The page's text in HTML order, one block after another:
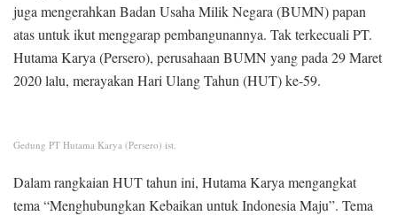
juga mengerahkan Badan Usaha Milik Negara (BUMN) papan
atas untuk ikut menggarap pembangunannya. Tak terkecuali PT.
Hutama Karya (Persero), perusahaan BUMN yang pada 29 Maret
2020 lalu, merayakan Hari Ulang Tahun (HUT) ke-59.
Gedung PT Hutama Karya (Persero) ist.
Dalam rangkaian HUT tahun ini, Hutama Karya mengangkat
tema “Menghubungkan Kebaikan untuk Indonesia Maju”. Tema